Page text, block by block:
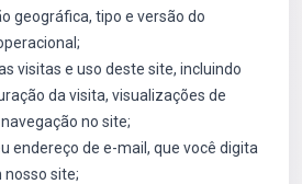
geográfica, tipo e versão do
visitas e uso deste site, incluindo
da visita, visualizações de
no site;
endereço de e-mail, que você digita
site;